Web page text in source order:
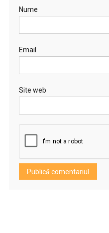
Nume
Email
Site web